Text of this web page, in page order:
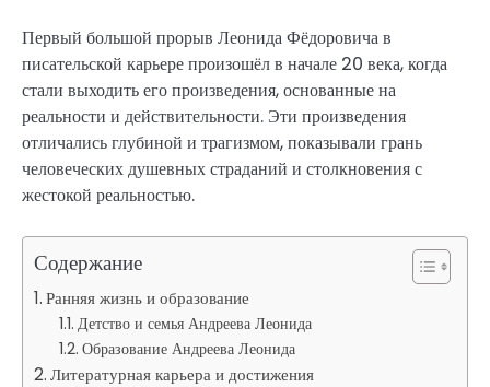
Первый большой прорыв Леонида Фёдоровича в
писательской карьере произошёл в начале 20 века, когда
стали выходить его произведения, основанные на
реальности и действительности. Эти произведения
отличались глубиной и трагизмом, показывали грань
человеческих душевных страданий и столкновения с
жестокой реальностью.
Содержание
Ранняя жизнь и образование
Детство и семья Андреева Леонида
Образование Андреева Леонида
Литературная карьера и достижения